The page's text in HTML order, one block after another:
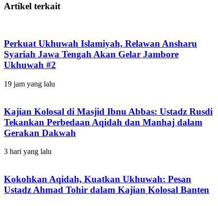
Artikel terkait
Perkuat Ukhuwah Islamiyah, Relawan Ansharu
Syariah Jawa Tengah Akan Gelar Jambore
Ukhuwah #2
19 jam yang lalu
Kajian Kolosal di Masjid Ibnu Abbas: Ustadz Rusdi
Tekankan Perbedaan Aqidah dan Manhaj dalam
Gerakan Dakwah
3 hari yang lalu
Kokohkan Aqidah, Kuatkan Ukhuwah: Pesan
Ustadz Ahmad Tohir dalam Kajian Kolosal Banten